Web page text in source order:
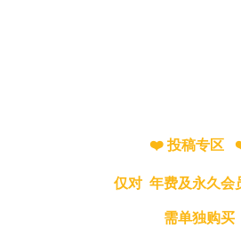
❤️ 投稿专区
仅对 年费及永久会
需单独购买